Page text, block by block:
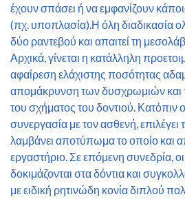
έχουν σπάσει ή να εμφανίζουν
(πχ. υποπλασία).Η όλη διαδικασία
δύο ραντεβού και απαιτεί τη
Αρχικά, γίνεται η κατάλληλη
αφαίρεση ελάχιστης ποσότητας
απομάκρυνση των δυσχρωμιών και
του σχήματος του δοντιού. Κατόπιν
συνεργασία με τον ασθενή, επιλέγει
λαμβάνει αποτύπωμα το οποίο και
εργαστήριο. Σε επόμενη συνεδρία,
δοκιμάζονται στα δόντια και
με ειδική ρητινώδη κονία διπλού